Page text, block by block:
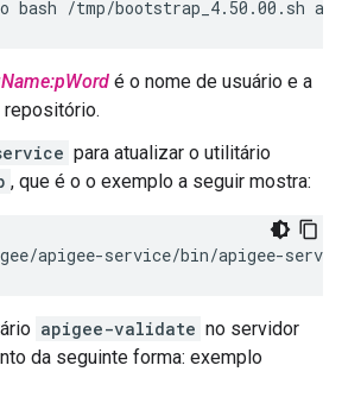
bash /tmp/bootstrap_4.50.00.sh
é o nome de usuário e a
repositório.
para atualizar o utilitário
, que é o o exemplo a seguir mostra:
apigee-service/bin/apigee-
apigee-validate no servidor
da seguinte forma: exemplo